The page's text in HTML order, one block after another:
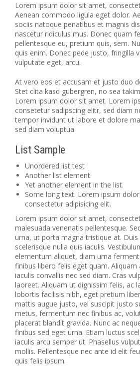
Lorem ipsum dolor sit amet,
Aenean commodo ligula eget dolor.
sociis natoque penatibus et magnis
nascetur ridiculus mus. Donec quam
pellentesque eu, pretium quis, sem.
quis enim. Donec pede justo, fringilla
vulputate eget, arcu.
At vero eos et accusam et justo duo
Stet clita kasd gubergren, no sea
Lorem ipsum dolor sit amet. Lorem
consetetur sadipscing elitr, sed diam
tempor invidunt ut labore et dolore
sed diam voluptua.
List Sample
Unordered list test
Another list element.
Yet another element in the list.
Some long text. Lorem ipsum
consectetur adipisicing elit.
Lorem ipsum dolor sit amet,
malesuada venenatis pellentesque.
urna, ut porta magna tristique at. Duis
scelerisque nulla quis iaculis.
elementum aliquet, diam urna
finibus libero felis eget quam. Aliquam
iaculis convallis nec sed diam. Cras
laoreet. Aliquam ut dignissim felis, ac
lobortis facilisis nibh, eget pretium
mattis augue justo, vel suscipit justo
metus, fermentum nec finibus ac,
placerat blandit gravida. Nunc ac
finibus sed eget urna. Etiam luctus
iaculis arcu semper ut. Phasellus
mollis. Pellentesque nec ante id elit
quis felis ipsum.